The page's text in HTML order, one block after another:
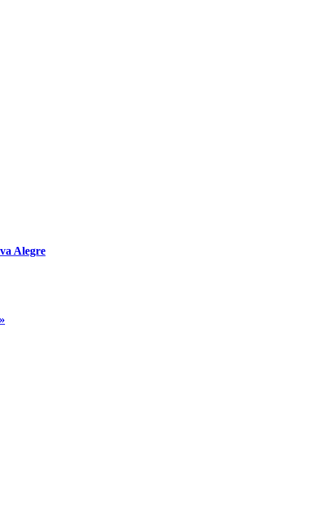
Alegre